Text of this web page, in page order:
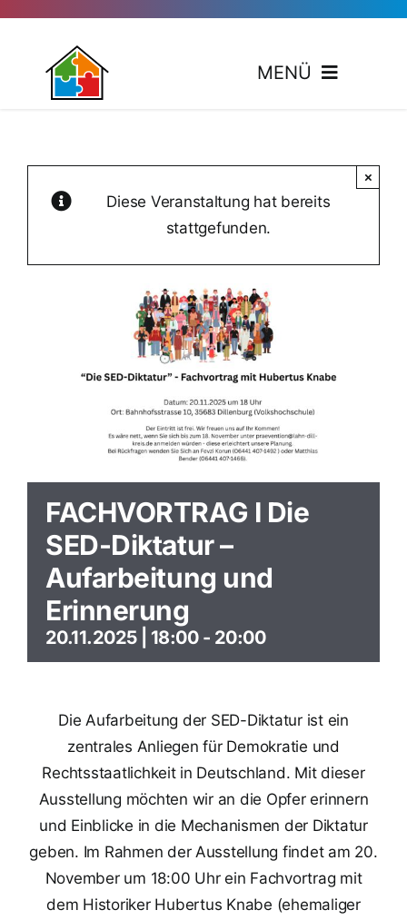
springen
MENÜ
Diese Veranstaltung hat bereits
stattgefunden.
×
FACHVORTRAG I Die
SED-Diktatur –
Aufarbeitung und
Erinnerung
20.11.2025 | 18:00- 20:00
Die Aufarbeitung der SED-Diktatur ist ein
zentrales Anliegen für Demokratie und
Rechtsstaatlichkeit in Deutschland. Mit dieser
Ausstellung möchten wir an die Opfer erinnern
und Einblicke in die Mechanismen der Diktatur
geben. Im Rahmen der Ausstellung findet am 20.
November um 18:00 Uhr ein Fachvortrag mit
dem Historiker Hubertus Knabe (ehemaliger